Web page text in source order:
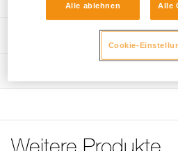
A30AXA) und PANGA CUSTOM
Vier Referenzen nach Wahl:
- 5 Clips vorne rechts.
- 5 Clips hinten links.
Zertifizierung(en): CE
Version : vorne rechts
Garantie : 3 Jahre
Referenz : A030GA01
Technische Informationen
Alle ablehnen Alle
Cookie-